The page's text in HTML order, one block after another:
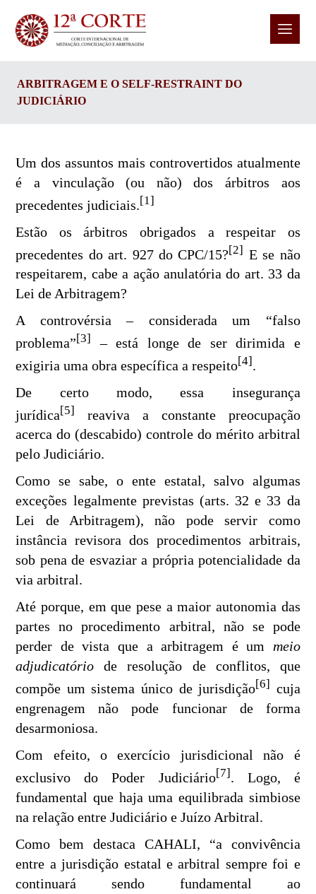
ARBITRAGEM E O SELF-RESTRAINT DO
JUDICIÁRIO
Um dos assuntos mais controvertidos atualmente
é a vinculação (ou não) dos árbitros aos
precedentes judiciais.[1]
Estão os árbitros obrigados a respeitar os
precedentes do art. 927 do CPC/15?[2] E se não
respeitarem, cabe a ação anulatória do art. 33 da
Lei de Arbitragem?
A controvérsia – considerada um “falso
problema”[3]
– está longe de ser dirimida e
exigiria uma obra específica a respeito[4].
De certo modo, essa insegurança
jurídica[5]
reaviva a constante preocupação
acerca do (descabido) controle do mérito arbitral
pelo Judiciário.
Como se sabe, o ente estatal, salvo algumas
exceções legalmente previstas (arts. 32 e 33 da
Lei de Arbitragem), não pode servir como
instância revisora dos procedimentos arbitrais,
sob pena de esvaziar a própria potencialidade da
via arbitral.
Até porque, em que pese a maior autonomia das
partes no procedimento arbitral, não se pode
perder de vista que a arbitragem é um meio
adjudicatório de resolução de conflitos, que
compõe um sistema único de jurisdição[6]
cuja
engrenagem não pode funcionar de forma
desarmoniosa.
Com efeito, o exercício jurisdicional não é
exclusivo do Poder Judiciário[7]. Logo, é
fundamental que haja uma equilibrada simbiose
na relação entre Judiciário e Juízo Arbitral.
Como bem destaca CAHALI, “a convivência
entre a jurisdição estatal e arbitral sempre foi e
continuará sendo fundamental ao